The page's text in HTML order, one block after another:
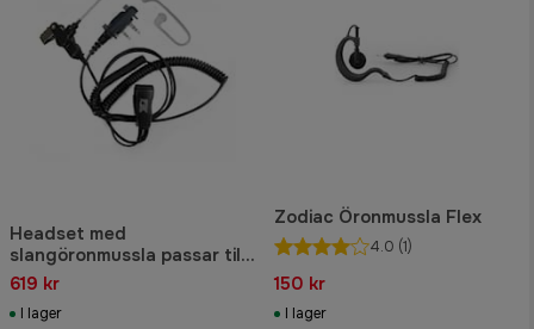
Headset med
slangöronmussla passar till
Genzo Royal IS, BT och Ico
619 kr
I lager
Zodiac Öronmussla Flex
4.0 (1)
150 kr
I lager